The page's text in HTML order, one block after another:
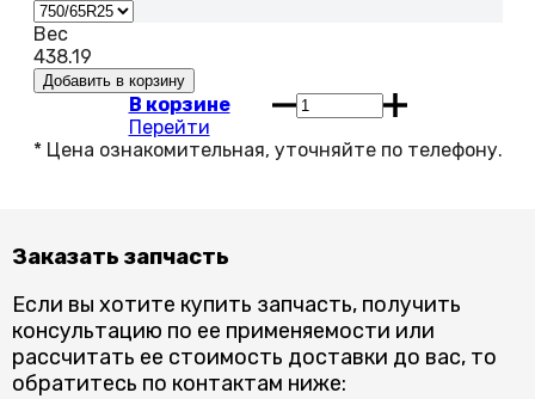
Вес
438.19
В корзине
Перейти
Заказать запчасть
Если вы хотите купить запчасть, получить
консультацию по ее применяемости или
рассчитать ее стоимость доставки до вас, то
обратитесь по контактам ниже: